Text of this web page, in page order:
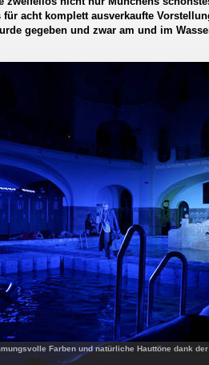
für acht komplett ausverkaufte
gegeben und zwar am und im
Farben und natürliche Hauttöne dank